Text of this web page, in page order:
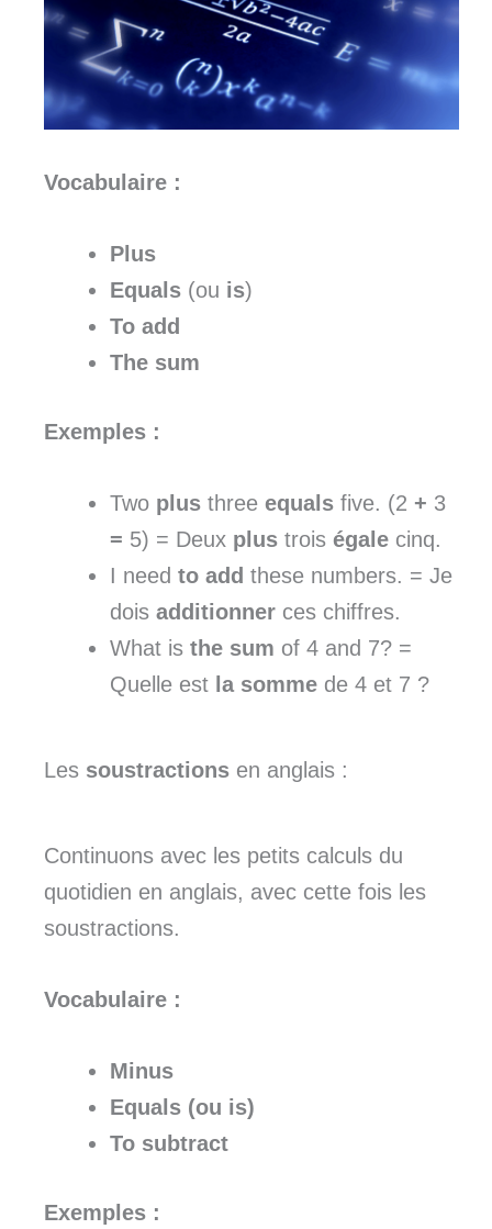
Vocabulaire :
Plus
Equals (ou is)
To add
The sum
Exemples :
Two plus three equals five. (2 + 3
= 5) = Deux plus trois égale cinq.
I need to add these numbers. = Je
dois additionner ces chiffres.
What is the sum of 4 and 7? =
Quelle est la somme de 4 et 7 ?
Les soustractions en anglais :
Continuons avec les petits calculs du
quotidien en anglais, avec cette fois les
soustractions.
Vocabulaire :
Minus
Equals (ou is)
To subtract
Exemples :